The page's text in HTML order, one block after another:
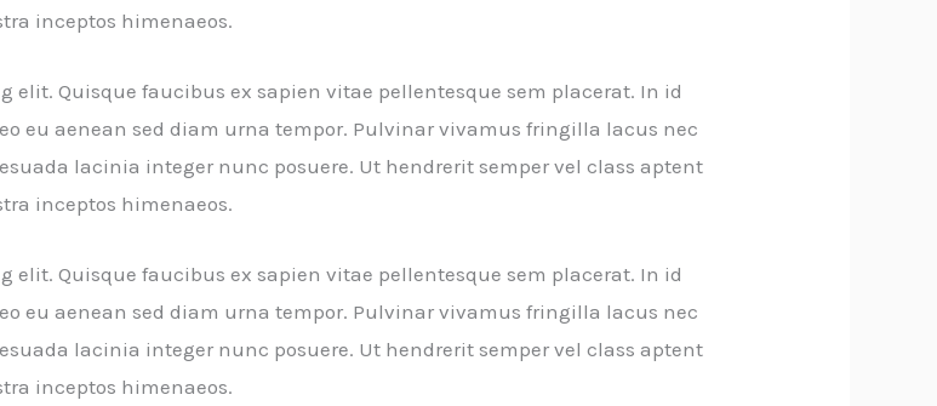
inceptos himenaeos.
elit. Quisque faucibus ex sapien vitae pellentesque sem placerat. In id
eu aenean sed diam urna tempor. Pulvinar vivamus fringilla lacus nec
lacinia integer nunc posuere. Ut hendrerit semper vel class aptent
inceptos himenaeos.
elit. Quisque faucibus ex sapien vitae pellentesque sem placerat. In id
eu aenean sed diam urna tempor. Pulvinar vivamus fringilla lacus nec
lacinia integer nunc posuere. Ut hendrerit semper vel class aptent
inceptos himenaeos.